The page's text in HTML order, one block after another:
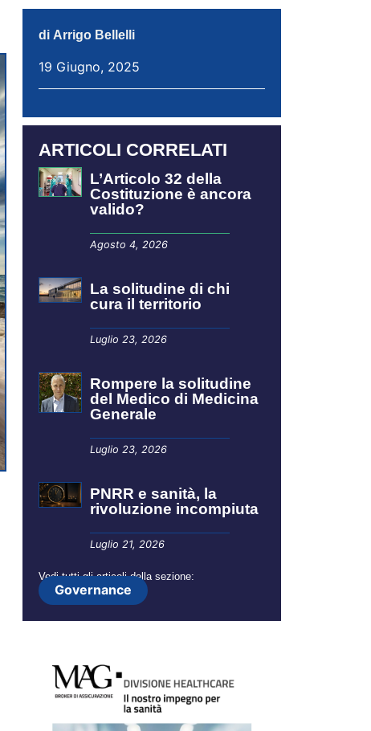
di Arrigo Bellelli
19 Giugno, 2025
ARTICOLI CORRELATI
L’Articolo 32 della
Costituzione è ancora
valido?
Agosto 4, 2026
La solitudine di chi
cura il territorio
Luglio 23, 2026
Rompere la solitudine
del Medico di Medicina
Generale
Luglio 23, 2026
PNRR e sanità, la
rivoluzione incompiuta
Luglio 21, 2026
Vedi tutti gli articoli della sezione:
Governance